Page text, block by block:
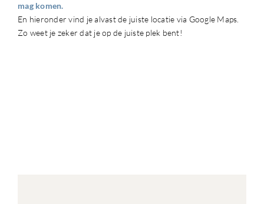
mag komen.
En hieronder vind je alvast de juiste locatie via Google Maps.
Zo weet je zeker dat je op de juiste plek bent!